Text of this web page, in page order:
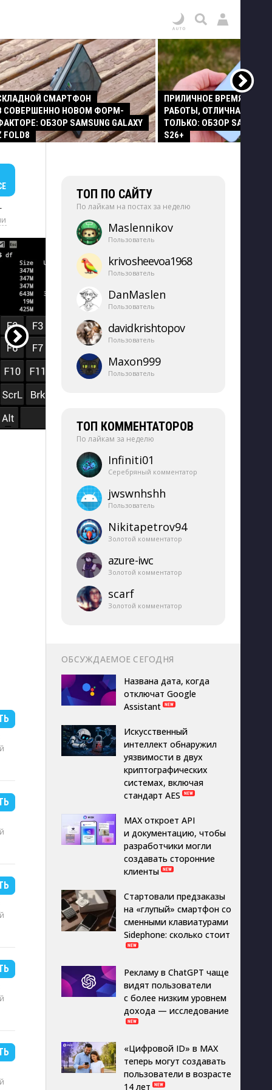
СМАРТФОН
СОВЕРШЕННО НОВОМ ФОРМ-
ОБЗОР SAMSUNG GALAXY
FOLD8
ПРИЛИЧНОЕ ВРЕМЯ
РАБОТЫ, ОТЛИЧНАЯ
ТОЛЬКО: ОБЗОР SAMSUNG
S26+
ТОП ПО САЙТУ
По лайкам на постах за неделю
Maslennikov
Пользователь
krivosheevoa1968
Пользователь
DanMaslen
Пользователь
davidkrishtopov
Пользователь
Maxon999
Пользователь
ТОП КОММЕНТАТОРОВ
По лайкам за неделю
Infiniti01
Серебряный комментатор
jwswnhshh
Пользователь
Nikitapetrov94
Золотой комментатор
azure-​iwc
Золотой комментатор
scarf
Золотой комментатор
ОБСУЖДАЕМОЕ СЕГОДНЯ
Названа дата, когда
отключат Google
Assistant
Искусственный
интеллект обнаружил
уязвимости в двух
криптографических
системах, включая
стандарт AES
MAX откроет API
и документацию, чтобы
разработчики могли
создавать сторонние
клиенты
Стартовали предзаказы
на «глупый» смартфон со
сменными клавиатурами
Sidephone: сколько стоит
Рекламу в ChatGPT чаще
видят пользователи
с более низким уровнем
дохода — исследование
«Цифровой ID» в MAX
теперь могут создавать
пользователи в возрасте
14 лет